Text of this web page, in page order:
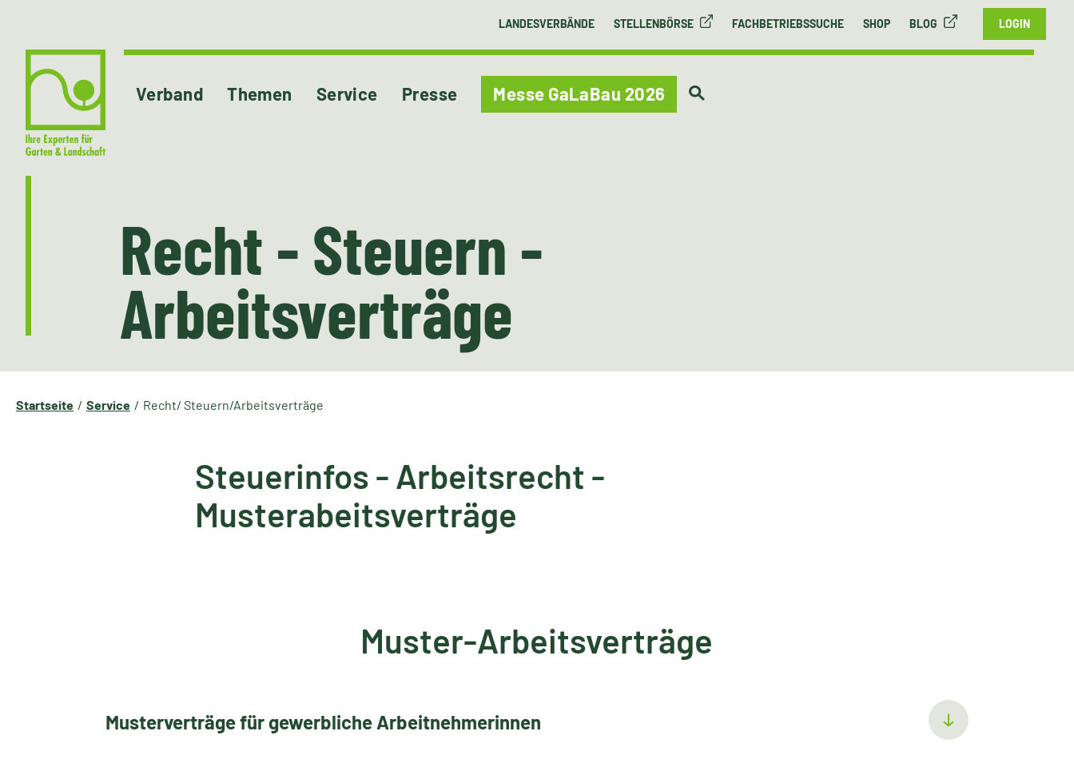
LANDESVERBÄNDE STELLENBÖRSE FACHBETRIEBSSUCHE SHOP BLOG LOGIN
Verband Themen Service Presse Messe GaLaBau 2026
Recht - Steuern -
Arbeitsverträge
Startseite Service Recht/ Steuern/Arbeitsverträge
Steuerinfos - Arbeitsrecht -
Musterabeitsverträge
Muster-Arbeitsverträge
Musterverträge für gewerbliche Arbeitnehmerinnen